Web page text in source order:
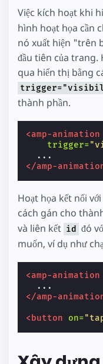
Việc kích hoạt khi
hình hoạt họa cần
nó xuất hiện "trên
đầu tiên của trang.
qua hiển thị bằng
thành phần.
<amp-animation
trigger=
</amp-
Hoạt họa kết nối
cách gán cho
và liên kết id
đó
muốn, ví dụ như
<amp-animation
</amp-
<button on=